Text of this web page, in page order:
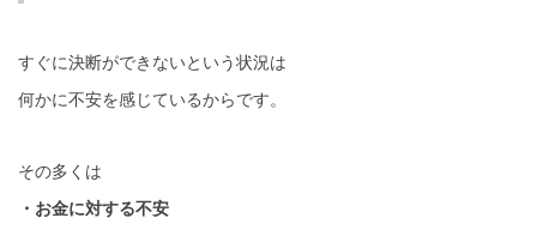
すぐに決断ができないという状況は
何かに不安を感じているからです。
その多くは
・お金に対する不安